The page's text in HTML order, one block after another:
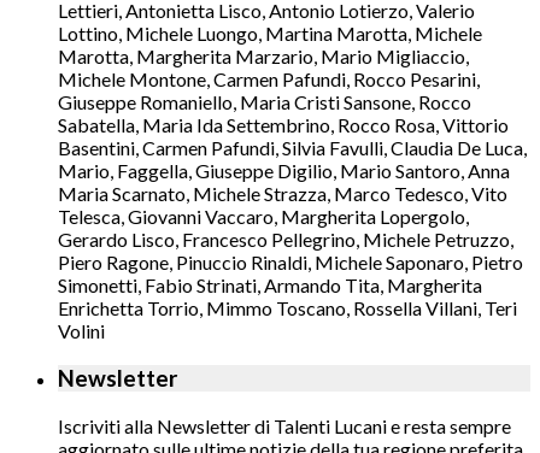
Lettieri, Antonietta Lisco, Antonio Lotierzo, Valerio
Lottino, Michele Luongo, Martina Marotta, Michele
Marotta, Margherita Marzario, Mario Migliaccio,
Michele Montone, Carmen Pafundi, Rocco Pesarini,
Giuseppe Romaniello, Maria Cristi Sansone, Rocco
Sabatella, Maria Ida Settembrino, Rocco Rosa, Vittorio
Basentini, Carmen Pafundi, Silvia Favulli, Claudia De Luca,
Mario, Faggella, Giuseppe Digilio, Mario Santoro, Anna
Maria Scarnato, Michele Strazza, Marco Tedesco, Vito
Telesca, Giovanni Vaccaro, Margherita Lopergolo,
Gerardo Lisco, Francesco Pellegrino, Michele Petruzzo,
Piero Ragone, Pinuccio Rinaldi, Michele Saponaro, Pietro
Simonetti, Fabio Strinati, Armando Tita, Margherita
Enrichetta Torrio, Mimmo Toscano, Rossella Villani, Teri
Volini
Newsletter
Iscriviti alla Newsletter di Talenti Lucani e resta sempre